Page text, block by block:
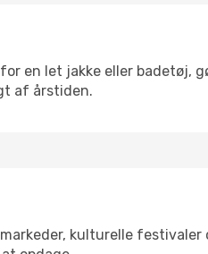
en let jakke eller badetøj,
af årstiden.
kulturelle festivaler